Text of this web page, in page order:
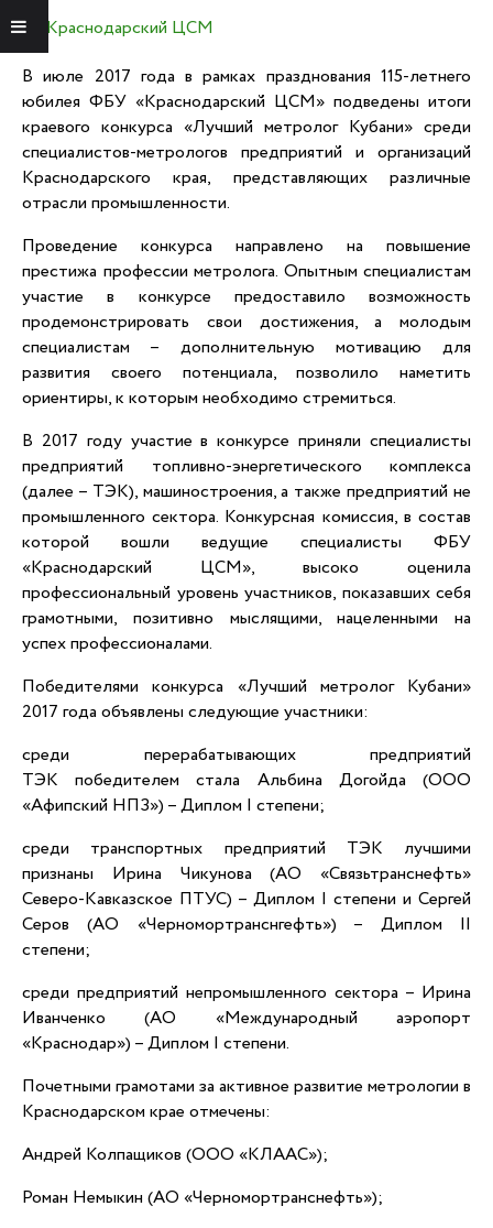
В июле 2017 года в рамках празднования 115-летнего
юбилея ФБУ «Краснодарский ЦСМ» подведены итоги
краевого конкурса «Лучший метролог Кубани» среди
специалистов-метрологов предприятий и организаций
Краснодарского края, представляющих различные
отрасли промышленности.
Проведение конкурса направлено на повышение
престижа профессии метролога. Опытным специалистам
участие в конкурсе предоставило возможность
продемонстрировать свои достижения, а молодым
специалистам – дополнительную мотивацию для
развития своего потенциала, позволило наметить
ориентиры, к которым необходимо стремиться.
В 2017 году участие в конкурсе приняли специалисты
предприятий топливно-энергетического комплекса
(далее – ТЭК), машиностроения, а также предприятий не
промышленного сектора. Конкурсная комиссия, в состав
которой вошли ведущие специалисты ФБУ
«Краснодарский ЦСМ», высоко оценила
профессиональный уровень участников, показавших себя
грамотными, позитивно мыслящими, нацеленными на
успех профессионалами.
Победителями конкурса «Лучший метролог Кубани»
2017 года объявлены следующие участники:
среди перерабатывающих предприятий
ТЭК победителем стала Альбина Догойда (ООО
«Афипский НПЗ») – Диплом I степени;
среди транспортных предприятий ТЭК лучшими
признаны Ирина Чикунова (АО «Связьтранснефть»
Северо-Кавказское ПТУС) – Диплом I степени и Сергей
Серов (АО «Черномортранснгефть») – Диплом II
степени;
среди предприятий непромышленного сектора – Ирина
Иванченко (АО «Международный аэропорт
«Краснодар») – Диплом I степени.
Почетными грамотами за активное развитие метрологии в
Краснодарском крае отмечены:
Андрей Колпащиков (ООО «КЛААС»);
Роман Немыкин (АО «Черномортранснефть»);
Краснодарский ЦСМ